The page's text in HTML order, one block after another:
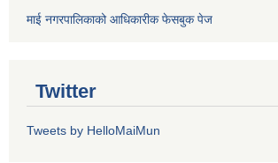
माई नगरपालिकाको आधिकारीक फेसबुक पेज
Twitter
Tweets by HelloMaiMun